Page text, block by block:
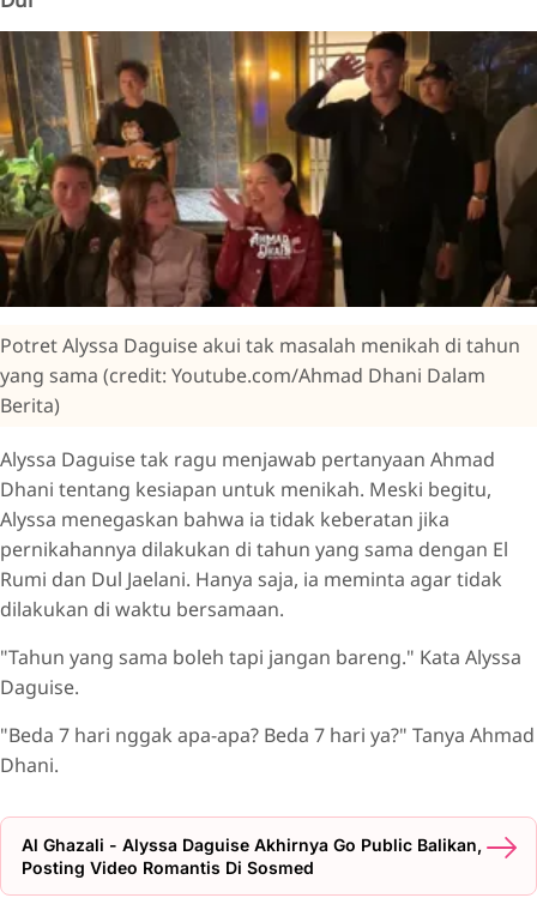
Potret Alyssa Daguise akui tak masalah menikah di tahun
yang sama (credit: Youtube.com/Ahmad Dhani Dalam
Berita)
Alyssa Daguise tak ragu menjawab pertanyaan Ahmad
Dhani tentang kesiapan untuk menikah. Meski begitu,
Alyssa menegaskan bahwa ia tidak keberatan jika
pernikahannya dilakukan di tahun yang sama dengan El
Rumi dan Dul Jaelani. Hanya saja, ia meminta agar tidak
dilakukan di waktu bersamaan.
"Tahun yang sama boleh tapi jangan bareng." Kata Alyssa
Daguise.
"Beda 7 hari nggak apa-apa? Beda 7 hari ya?" Tanya Ahmad
Dhani.
Al Ghazali - Alyssa Daguise Akhirnya Go Public Balikan,
Posting Video Romantis Di Sosmed